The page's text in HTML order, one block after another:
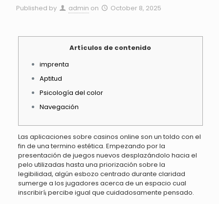
Published by admin on October 8, 2025
Artículos de contenido
imprenta
Aptitud
Psicología del color
Navegación
Las aplicaciones sobre casinos online son un toldo con el
fin de una termino estética. Empezando por la
presentación de juegos nuevos desplazándolo hacia el
pelo utilizadas hasta una priorización sobre la
legibilidad, algún esbozo centrado durante claridad
sumerge a los jugadores acerca de un espacio cual
inscribirí¡ percibe igual que cuidadosamente pensado.